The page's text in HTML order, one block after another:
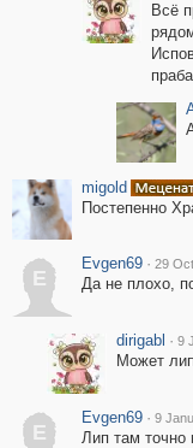
Всё
migold
Постепенно
E
Evgen69 · 29
Да не плохо,
dirigabl · 9
Может
E
Evgen69 · 9
Лип там